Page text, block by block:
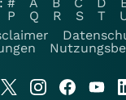
# A B C D
P Q R S T